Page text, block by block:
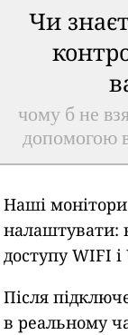
Чи
чому б не
допомогою
Наші монітори
налаштувати:
доступу WIFI
Після
в реальному